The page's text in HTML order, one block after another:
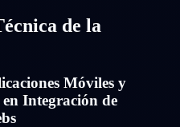
de la
Móviles y
Integración de